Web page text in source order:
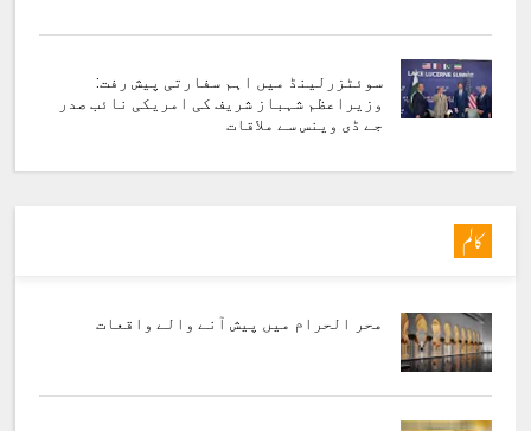
سوئٹزرلینڈ میں اہم سفارتی پیش رفت:
وزیراعظم شہباز شریف کی امریکی نائب صدر
جے ڈی وینس سے ملاقات
کالم
محر الحرام میں پیش آنے والے واقعات